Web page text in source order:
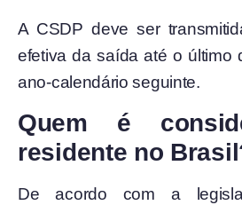
A CSDP deve ser
efetiva da saída até o último
ano-calendário seguinte.
Quem é
residente no
De acordo com a